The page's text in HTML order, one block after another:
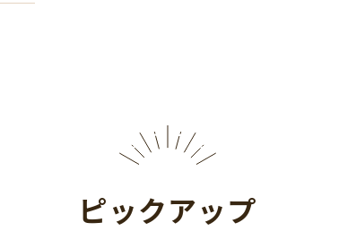
ピックアップ